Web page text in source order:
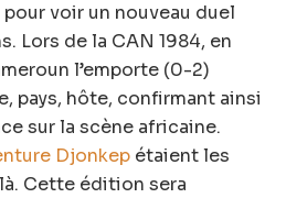
voir un nouveau duel
Lors de la CAN 1984, en
l’emporte (0-2)
pays, hôte, confirmant ainsi
sur la scène africaine.
Djonkep étaient les
Cette édition sera